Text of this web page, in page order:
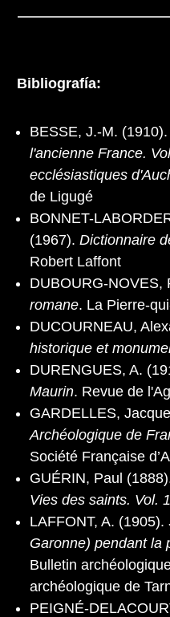
Bibliografía:
BESSE, J.-M. (1910).
l'ancienne France.
ecclésiastiques
de Ligugé
BONNET-
(1967). Dictionnaire
Robert Laffont
DUBOURG-NOVES,
romane. La Pierre-
DUCOURNEAU,
historique et
DURENGUES, A.
Maurin. Revue de
GARDELLES,
Archéologique de
Société Française
GUÉRIN, Paul
Vies des saints. Vol.
LAFFONT, A. (1905).
Garonne) pendant la
Bulletin
archéologique de
PEIGNÉ-